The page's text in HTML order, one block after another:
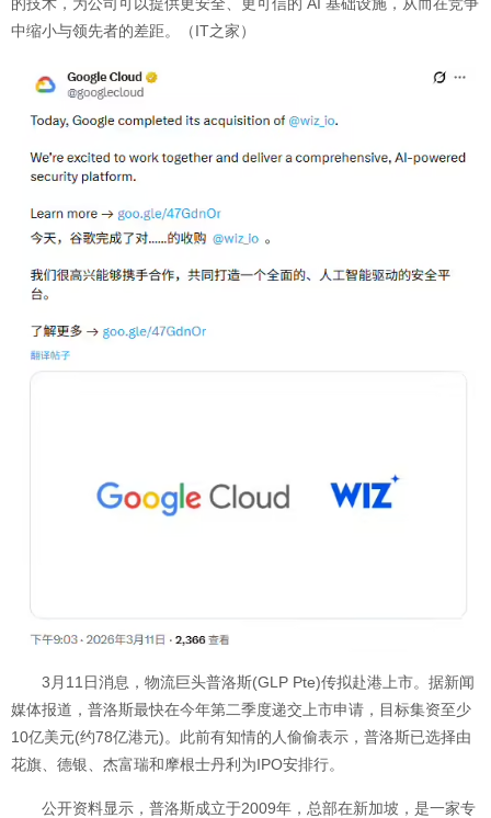
的技术，为公司可以提供更安全、更可信的 AI 基础设施，从而在竞争
中缩小与领先者的差距。（IT之家）
3月11日消息，物流巨头普洛斯(GLP Pte)传拟赴港上市。据新闻
媒体报道，普洛斯最快在今年第二季度递交上市申请，目标集资至少
10亿美元(约78亿港元)。此前有知情的人偷偷表示，普洛斯已选择由
花旗、德银、杰富瑞和摩根士丹利为IPO安排行。
公开资料显示，普洛斯成立于2009年，总部在新加坡，是一家专